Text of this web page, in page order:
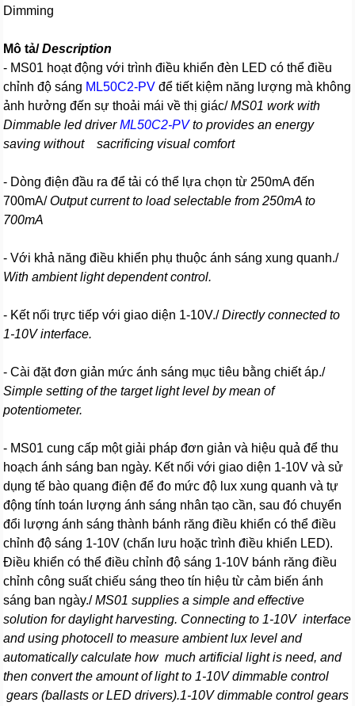
Dimming
Mô tả/Description
- MS01 hoạt động với trình điều khiển đèn LED có thể điều
chỉnh độ sáng ML50C2-PV để tiết kiệm năng lượng mà không
ảnh hưởng đến sự thoải mái về thị giác/MS01 work with
Dimmable led driverML50C2-PVto provides an energy
saving without sacrificing visual comfort
- Dòng điện đầu ra để tải có thể lựa chọn từ 250mA đến
700mA/Output current to load selectable from 250mA to
700mA
- Với khả năng điều khiển phụ thuộc ánh sáng xung quanh./
With ambient light dependent control.
- Kết nối trực tiếp với giao diện 1-10V./Directly connected to
1-10V interface.
- Cài đặt đơn giản mức ánh sáng mục tiêu bằng chiết áp./
Simple setting of the target light level by mean of
potentiometer.
- MS01 cung cấp một giải pháp đơn giản và hiệu quả để thu
hoạch ánh sáng ban ngày. Kết nối với giao diện 1-10V và sử
dụng tế bào quang điện để đo mức độ lux xung quanh và tự
động tính toán lượng ánh sáng nhân tạo cần, sau đó chuyển
đổi lượng ánh sáng thành bánh răng điều khiển có thể điều
chỉnh độ sáng 1-10V (chấn lưu hoặc trình điều khiển LED).
Điều khiển có thể điều chỉnh độ sáng 1-10V bánh răng điều
chỉnh công suất chiếu sáng theo tín hiệu từ cảm biến ánh
sáng ban ngày./MS01 supplies a simple and effective
solution for daylight harvesting. Connecting to 1-10V interface
and using photocell to measure ambient lux level and
automatically calculate how much artificial light is need, and
then convert the amount of light to 1-10V dimmable control
gears (ballasts or LED drivers).1-10V dimmable control gears